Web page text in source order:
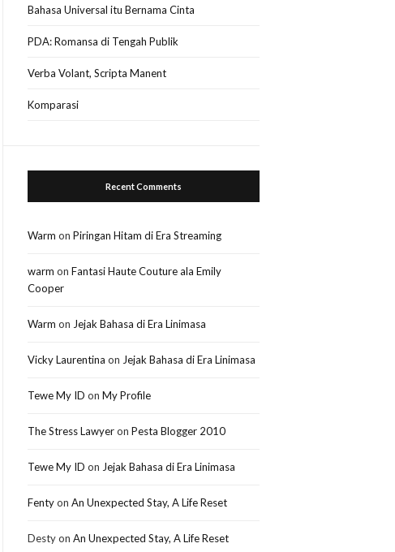
Bahasa Universal itu Bernama Cinta
PDA: Romansa di Tengah Publik
Verba Volant, Scripta Manent
Komparasi
Recent Comments
Warm onPiringan Hitam di Era Streaming
warm onFantasi Haute Couture ala Emily
Cooper
Warm on Jejak Bahasa di Era Linimasa
Vicky Laurentina on Jejak Bahasa di Era Linimasa
Tewe My ID onMy Profile
The Stress LawyeronPesta Blogger 2010
Tewe My ID on Jejak Bahasa di Era Linimasa
FentyonAn Unexpected Stay, A Life Reset
DestyonAn Unexpected Stay, A Life Reset